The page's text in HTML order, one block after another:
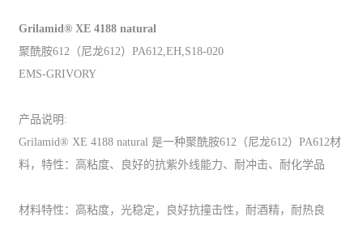
Grilamid® XE 4188 natural
聚酰胺612（尼龙612）PA612,EH,S18-020
EMS-GRIVORY
产品说明:
Grilamid® XE 4188 natural 是一种聚酰胺612（尼龙612）PA612材
料，特性：高粘度、良好的抗紫外线能力、耐冲击、耐化学品
材料特性：高粘度，光稳定，良好抗撞击性，耐酒精，耐热良